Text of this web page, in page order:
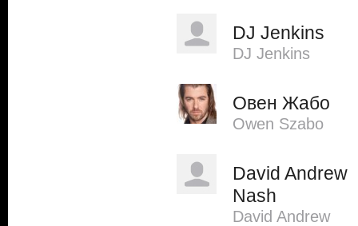
DJ Jenkins
DJ Jenkins
Овен Жабо
Owen Szabo
David Andrew
Nash
David Andrew